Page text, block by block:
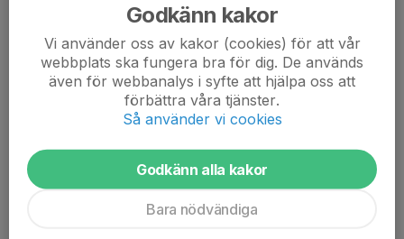
Med vänliga hälsningar
Antonio Pizarro
Knivsta IK P17 Lagledare
Godkänn kakor
Vi använder oss av kakor (cookies) för att vår
webbplats ska fungera bra för dig. De används
även för webbanalys i syfte att hjälpa oss att
förbättra våra tjänster.
Så använder vi cookies
Godkänn alla kakor
Bara nödvändiga